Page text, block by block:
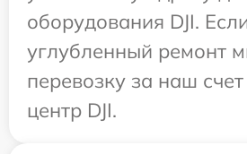
оборудования DJI.
углубленный ремонт
перевозку за наш
центр DJI.